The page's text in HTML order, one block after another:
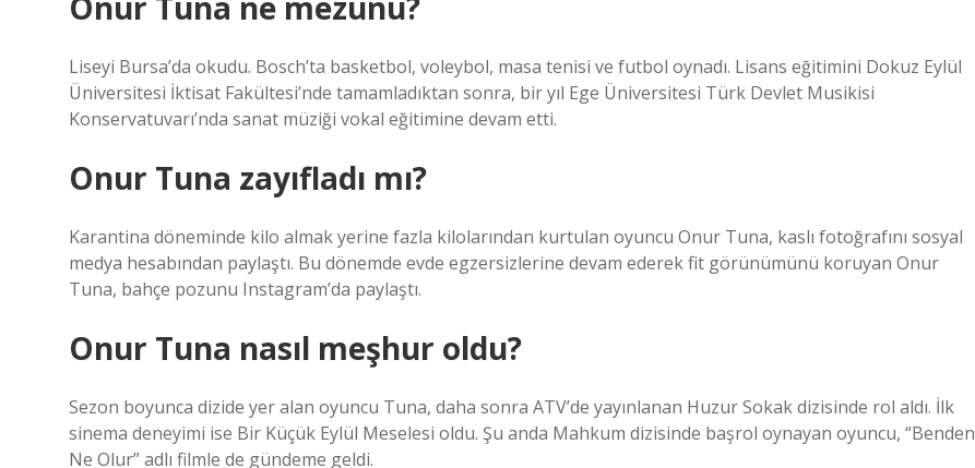
Liseyi Bursa’da okudu. Bosch’ta basketbol, ​​voleybol, masa tenisi ve futbol oynadı. Lisans eğitimini Dokuz Eylül
Üniversitesi İktisat Fakültesi’nde tamamladıktan sonra, bir yıl Ege Üniversitesi Türk Devlet Musikisi
Konservatuvarı’nda sanat müziği vokal eğitimine devam etti.
Onur Tuna zayıfladı mı?
Karantina döneminde kilo almak yerine fazla kilolarından kurtulan oyuncu Onur Tuna, kaslı fotoğrafını sosyal
medya hesabından paylaştı. Bu dönemde evde egzersizlerine devam ederek fit görünümünü koruyan Onur
Tuna, bahçe pozunu Instagram’da paylaştı.
Onur Tuna nasıl meşhur oldu?
Sezon boyunca dizide yer alan oyuncu Tuna, daha sonra ATV’de yayınlanan Huzur Sokak dizisinde rol aldı. İlk
sinema deneyimi ise Bir Küçük Eylül Meselesi oldu. Şu anda Mahkum dizisinde başrol oynayan oyuncu, “Benden
Ne Olur” adlı filmle de gündeme geldi.